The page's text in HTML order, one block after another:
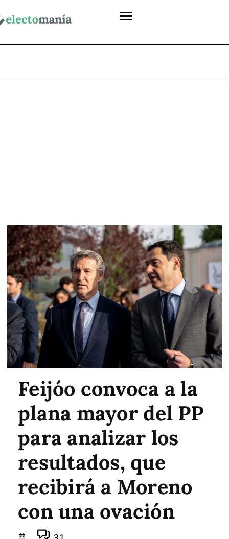
Feijóo convoca a la
plana mayor del PP
para analizar los
resultados, que
recibirá a Moreno
con una ovación